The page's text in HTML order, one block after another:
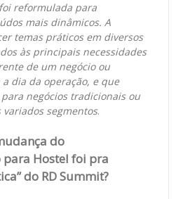
reformulada para
mais dinâmicos. A
temas práticos em diversos
às principais necessidades
de um negócio ou
dia da operação, e que
negócios tradicionais ou
segmentos.
do
para Hostel foi pra
do RD Summit?